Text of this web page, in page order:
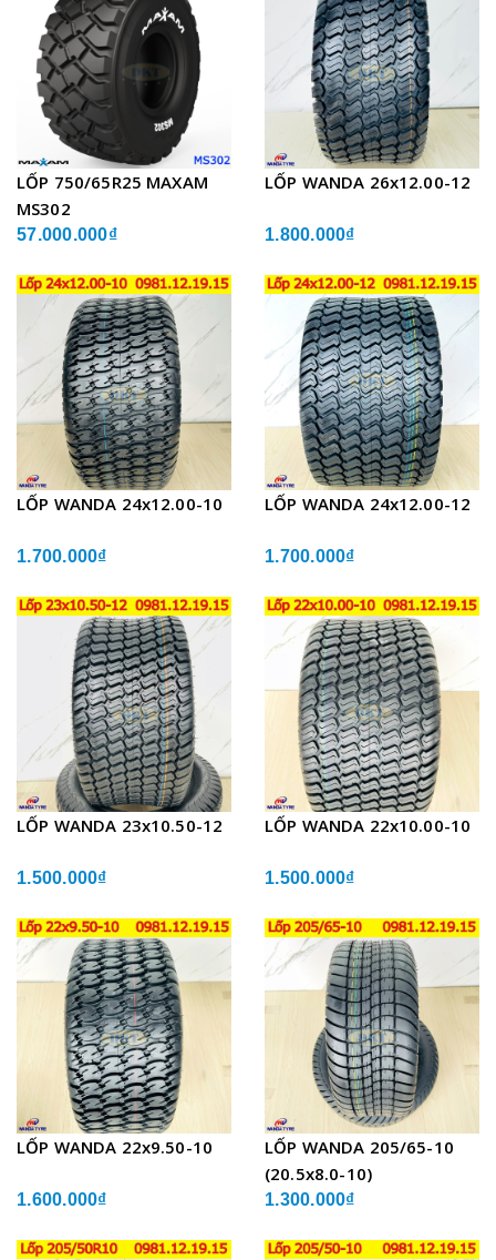
LỐP 750/65R25 MAXAM
MS302
57.000.000₫
LỐP WANDA 26x12.00-12
1.800.000₫
LỐP WANDA 24x12.00-10
1.700.000₫
LỐP WANDA 24x12.00-12
1.700.000₫
LỐP WANDA 23x10.50-12
1.500.000₫
LỐP WANDA 22x10.00-10
1.500.000₫
LỐP WANDA 22x9.50-10
1.600.000₫
LỐP WANDA 205/65-10
(20.5x8.0-10)
1.300.000₫